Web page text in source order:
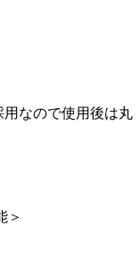
なので使用後は丸
＞